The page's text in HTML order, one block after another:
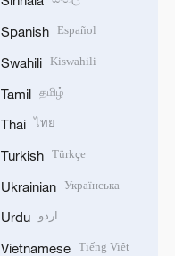
Spanish Español
Swahili Kiswahili
Tamil தமிழ்
Thai ไทย
Turkish Türkçe
Ukrainian Українська
Urdu اردو
Vietnamese Tiếng Việt